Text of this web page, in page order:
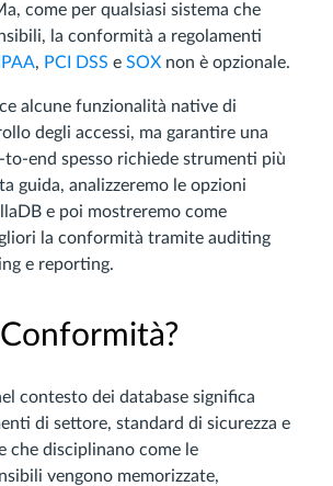
come per qualsiasi sistema che
la conformità a regolamenti
, PCI DSS e SOX non è opzionale.
alcune funzionalità native di
degli accessi, ma garantire una
end spesso richiede strumenti più
guida, analizzeremo le opzioni
e poi mostreremo come
la conformità tramite auditing
e reporting.
Conformità?
contesto dei database significa
di settore, standard di sicurezza e
che disciplinano come le
vengono memorizzate,